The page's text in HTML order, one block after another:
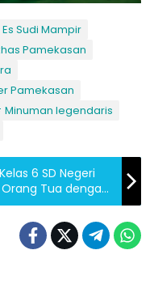
Es Sudi Mampir
Pamekasan
Pamekasan
Minuman legendaris
6 SD Negeri
Tua dengan